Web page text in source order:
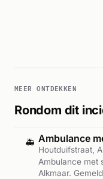
MEER ONTDEKKEN
Rondom dit
🚑 Ambulance
Houtduifstraat,
Ambulance met
Alkmaar.